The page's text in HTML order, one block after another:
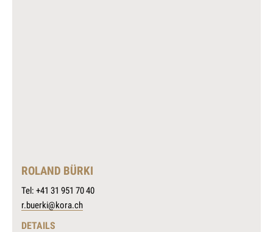
ROLAND BÜRKI
Tel: +41 31 951 70 40
r.buerki@kora.ch
DETAILS